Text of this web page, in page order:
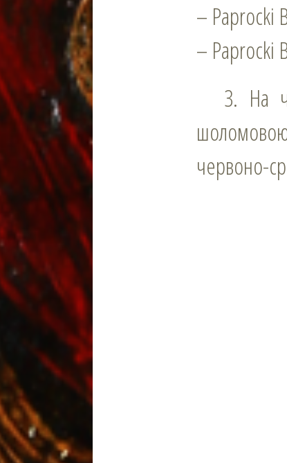
– Paprocki
– Paprocki
3. На червоному полі три срібних вруба; над щитом шолом під
червоно-